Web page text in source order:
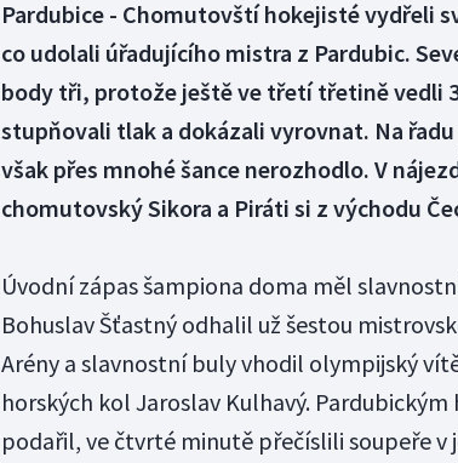
Pardubice - Chomutovští hokejisté vydřeli
co udolali úřadujícího mistra z Pardubic.
body tři, protože ještě ve třetí třetině vedli
stupňovali tlak a dokázali vyrovnat. Na
však přes mnohé šance nerozhodlo. V
chomutovský Sikora a Piráti si z východu
Úvodní zápas šampiona doma měl
Bohuslav Šťastný odhalil už šestou
Arény a slavnostní buly vhodil olympijský
horských kol Jaroslav Kulhavý.
podařil, ve čtvrté minutě přečíslili soupeře v